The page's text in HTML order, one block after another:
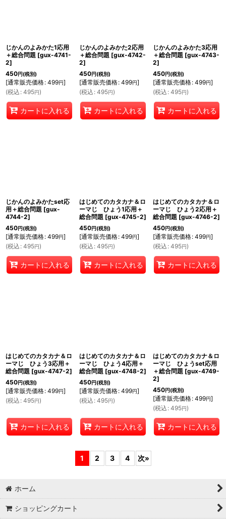
じかんのよみかた1応用
＋総合問題 [gux-4741-
2]
450円(税別)
[通常販売価格: 499円]
(税込 : 495円)
カートに入れる
じかんのよみかた2応用
＋総合問題 [gux-4742-
2]
450円(税別)
[通常販売価格: 499円]
(税込 : 495円)
カートに入れる
じかんのよみかた3応用
＋総合問題 [gux-4743-
2]
450円(税別)
[通常販売価格: 499円]
(税込 : 495円)
カートに入れる
じかんのよみかたset応
用＋総合問題 [gux-
4744-2]
450円(税別)
[通常販売価格: 499円]
(税込 : 495円)
カートに入れる
はじめてのカタカナ＆ロ
ーマじ ひょう1応用＋
総合問題 [gux-4745-2]
450円(税別)
[通常販売価格: 499円]
(税込 : 495円)
カートに入れる
はじめてのカタカナ＆ロ
ーマじ ひょう2応用＋
総合問題 [gux-4746-2]
450円(税別)
[通常販売価格: 499円]
(税込 : 495円)
カートに入れる
はじめてのカタカナ＆ロ
ーマじ ひょう3応用＋
総合問題 [gux-4747-2]
450円(税別)
[通常販売価格: 499円]
(税込 : 495円)
カートに入れる
はじめてのカタカナ＆ロ
ーマじ ひょう4応用＋
総合問題 [gux-4748-2]
450円(税別)
[通常販売価格: 499円]
(税込 : 495円)
カートに入れる
はじめてのカタカナ＆ロ
ーマじ ひょうset応用
＋総合問題 [gux-4749-
2]
450円(税別)
[通常販売価格: 499円]
(税込 : 495円)
カートに入れる
1 2 3 4 次»
ホーム
ショッピングカート